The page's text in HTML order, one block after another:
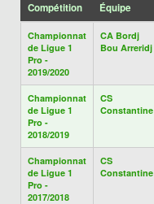
Compétition Équipe
Championnat
de Ligue 1
Pro -
2019/2020
CA Bordj
Bou Arreridj
Championnat
de Ligue 1
Pro -
2018/2019
CS
Constantine
Championnat
de Ligue 1
Pro -
2017/2018
CS
Constantine